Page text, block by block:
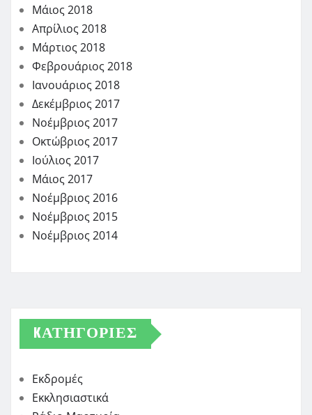
Μάιος 2018
Απρίλιος 2018
Μάρτιος 2018
Φεβρουάριος 2018
Ιανουάριος 2018
Δεκέμβριος 2017
Νοέμβριος 2017
Οκτώβριος 2017
Ιούλιος 2017
Μάιος 2017
Νοέμβριος 2016
Νοέμβριος 2015
Νοέμβριος 2014
KΑΤΗΓΟΡΊΕΣ
Εκδρομές
Εκκλησιαστικά